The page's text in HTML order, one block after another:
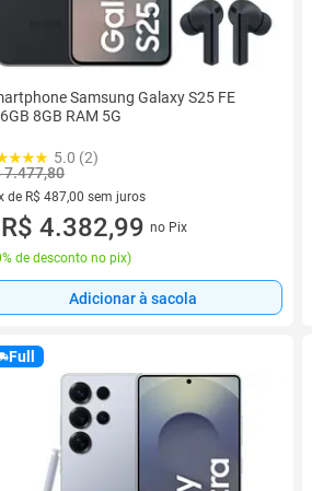
Samsung Galaxy S25 FE
8GB RAM 5G
5.0 (2)
7.477,80
de R$ 487,00 sem juros
vez de R$ 487,00 sem juros
R$ 4.382,99 no Pix
de desconto no pix)
Adicionar à sacola
Full